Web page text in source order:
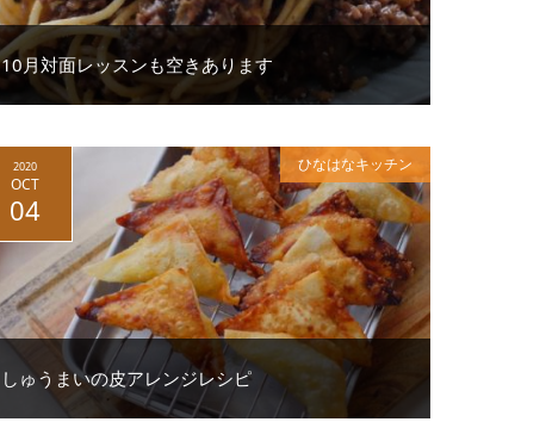
10月対面レッスンも空きあります
しゅうまいの皮アレンジレシピ
2020
OCT
04
ひなはなキッチン